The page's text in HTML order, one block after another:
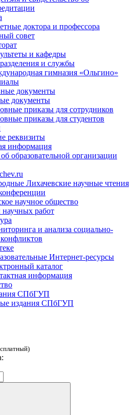
доктора и профессора
совет
и кафедры
и службы
гимназия «Ольгино»
документы
документы
приказы для сотрудников
приказы для студентов
реквизиты
информация
образовательной организации
Лихачевские научные чтения
научное общество
работ
и анализа социально-
Интернет-ресурсы
каталог
информация
СПбГУП
издания СПбГУП